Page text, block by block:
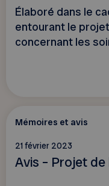
Élaboré dans le
entourant le
concernant les
Mémoires et avis
21 février 2023
Avis – Projet